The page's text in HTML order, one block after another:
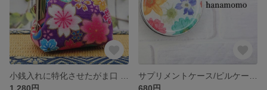
1,280円
680円